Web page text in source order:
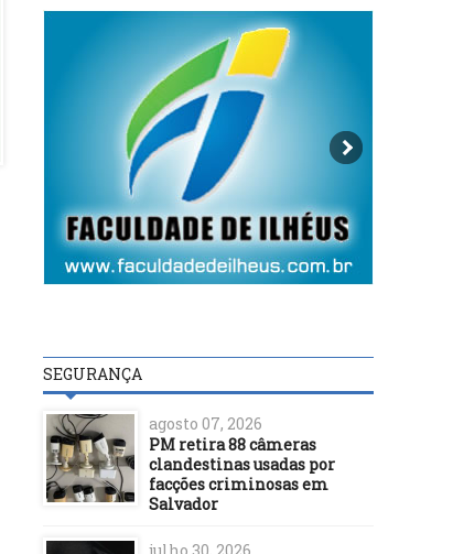
SEGURANÇA
agosto 07, 2026
PM retira 88 câmeras
clandestinas usadas por
facções criminosas em
Salvador
julho 30, 2026